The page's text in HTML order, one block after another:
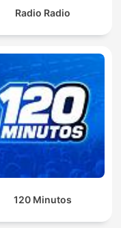
Radio Radio
120 Minutos